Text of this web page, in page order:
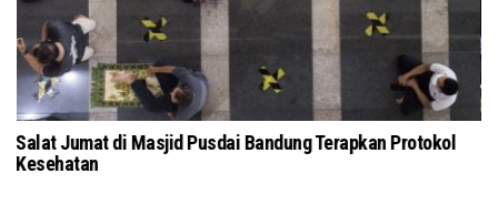
Salat Jumat di Masjid Pusdai Bandung Terapkan Protokol
Kesehatan